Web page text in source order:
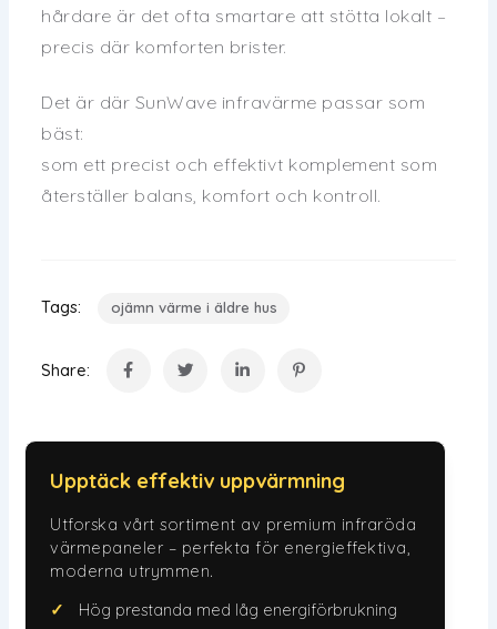
hårdare är det ofta smartare att stötta lokalt –
precis där komforten brister.
Det är där SunWave infravärme passar som
bäst:
som ett precist och effektivt komplement som
återställer balans, komfort och kontroll.
Tags: ojämn värme i äldre hus
Share:
Upptäck effektiv uppvärmning
Utforska vårt sortiment av premium infraröda
värmepaneler – perfekta för energieffektiva,
moderna utrymmen.
Hög prestanda med låg energiförbrukning